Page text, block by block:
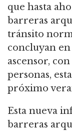
que hasta
barreras
tránsito
concluyan
ascensor,
personas,
próximo
Esta nueva
barreras